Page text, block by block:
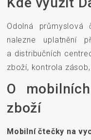
Odolná průmyslová
nalezne uplatnění
a distribučních
zboží, kontrola
O
zboží
Mobilní čtečky na